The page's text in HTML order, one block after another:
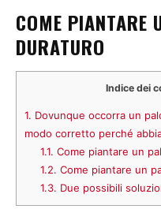
COME PIANTARE
DURATURO
Indice dei
1. Dovunque occorra un
modo corretto perché
1.1. Come piantare un
1.2. Come piantare un
1.3. Due possibili